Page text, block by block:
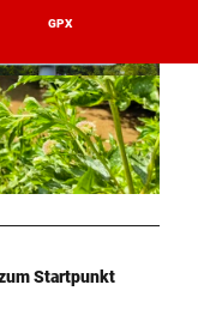
Hövelhof |CC-BY-SA
GPX
Startpunkt